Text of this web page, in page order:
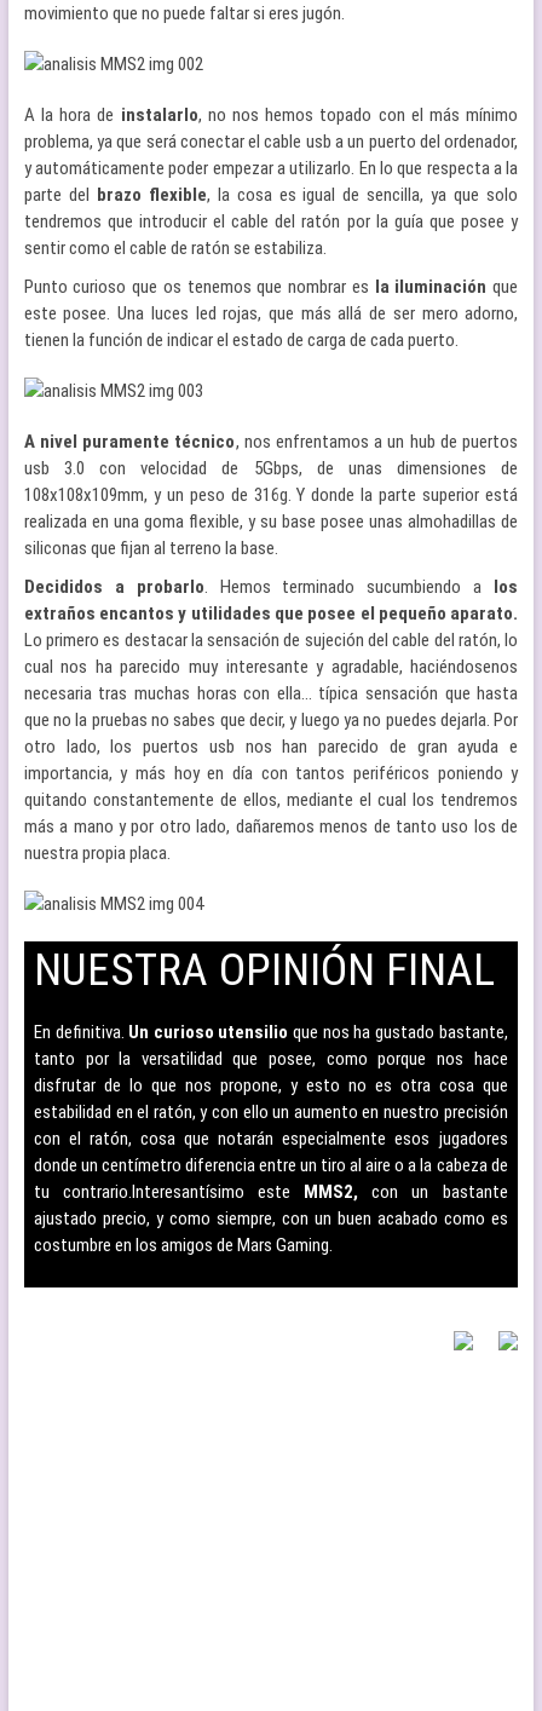
movimiento que no puede faltar si eres jugón.
A la hora de instalarlo, no nos hemos topado con el más mínimo
problema, ya que será conectar el cable usb a un puerto del ordenador,
y automáticamente poder empezar a utilizarlo. En lo que respecta a la
parte del
brazo flexible, la cosa es igual de sencilla, ya que solo
tendremos que introducir el cable del ratón por la guía que posee y
sentir como el cable de ratón se estabiliza.
Punto curioso que os tenemos que nombrar es
la iluminación que
este posee. Una luces led rojas, que más allá de ser mero adorno,
tienen la función de indicar el estado de carga de cada puerto.
A nivel puramente técnico, nos enfrentamos a un hub de puertos
usb 3.0 con velocidad de 5Gbps, de unas dimensiones de
108x108x109mm, y un peso de 316g. Y donde la parte superior está
realizada en una goma flexible, y su base posee unas almohadillas de
siliconas que fijan al terreno la base.
Decididos a probarlo. Hemos terminado sucumbiendo a los
extraños encantos y utilidades que posee el pequeño aparato.
Lo primero es destacar la sensación de sujeción del cable del ratón, lo
cual nos ha parecido muy interesante y agradable, haciéndosenos
necesaria tras muchas horas con ella… típica sensación que hasta
que no la pruebas no sabes que decir, y luego ya no puedes dejarla. Por
otro lado, los puertos usb nos han parecido de gran ayuda e
importancia, y más hoy en día con tantos periféricos poniendo y
quitando constantemente de ellos, mediante el cual los tendremos
más a mano y por otro lado, dañaremos menos de tanto uso los de
nuestra propia placa.
NUESTRA OPINIÓN FINAL
En definitiva. Un curioso utensilio que nos ha gustado bastante,
tanto por la versatilidad que posee, como porque nos hace
disfrutar de lo que nos propone, y esto no es otra cosa que
estabilidad en el ratón, y con ello un aumento en nuestro precisión
con el ratón, cosa que notarán especialmente esos jugadores
donde un centímetro diferencia entre un tiro al aire o a la cabeza de
tu contrario. Interesantísimo este MMS2, con un bastante
ajustado precio, y como siempre, con un buen acabado como es
costumbre en los amigos de Mars Gaming.